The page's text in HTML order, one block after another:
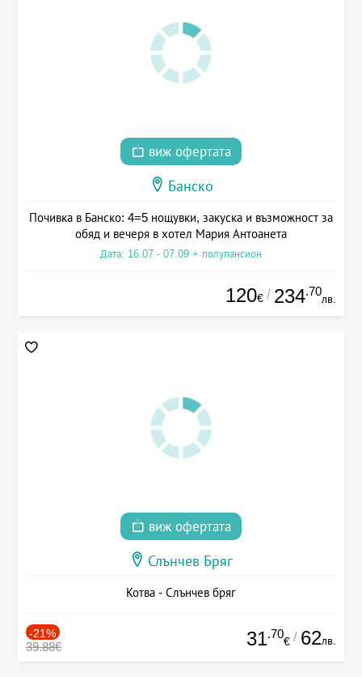
виж офертата
Банско
Почивка в Банско: 4=5 нощувки, закуска и възможност за
обяд и вечеря в хотел Мария Антоанета
Дата: 16.07 - 07.09 + полупансион
120€ / 234.70
лв.
виж офертата
Слънчев Бряг
Котва - Слънчев бряг
-21%
39.88€ 31.70
€ / 62лв.